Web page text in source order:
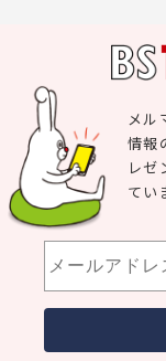
メル
情報
レゼ
てい